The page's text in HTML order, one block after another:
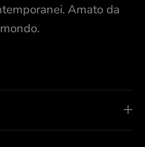
Amato da